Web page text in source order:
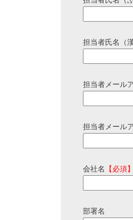
担当者氏名（漢
担当者メール
担当者メール
会社名 【必須】
部署名